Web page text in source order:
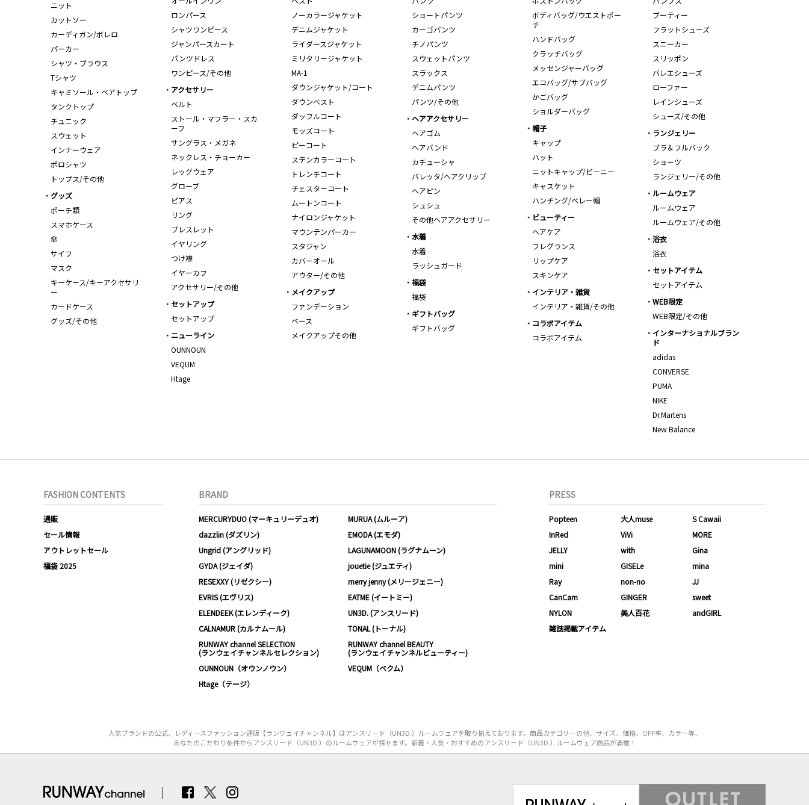
ニット
カットソー
カーディガン/ボレロ
パーカー
シャツ・ブラウス
Tシャツ
キャミソール・ベアトップ
タンクトップ
チュニック
スウェット
インナーウェア
ポロシャツ
トップス/その他
ロンパース
シャツワンピース
ジャンパースカート
パンツドレス
ワンピース/その他
ノーカラージャケット
デニムジャケット
ライダースジャケット
ミリタリージャケット
MA-1
ダウンジャケット/コート
ダウンベスト
ダッフルコート
モッズコート
ピーコート
ステンカラーコート
トレンチコート
チェスターコート
ムートンコート
ナイロンジャケット
マウンテンパーカー
スタジャン
カバーオール
アウター/その他
ショートパンツ
カーゴパンツ
チノパンツ
スウェットパンツ
スラックス
デニムパンツ
パンツ/その他
ボディバッグ/ウエストポー
チ
ハンドバッグ
クラッチバッグ
メッセンジャーバッグ
エコバッグ/サブバッグ
かごバッグ
ショルダーバッグ
ブーティー
フラットシューズ
スニーカー
スリッポン
バレエシューズ
ローファー
レインシューズ
シューズ/その他
アクセサリー
ベルト
ストール・マフラー・スカ
ーフ
サングラス・メガネ
ネックレス・チョーカー
レッグウェア
グローブ
ピアス
リング
ブレスレット
イヤリング
つけ襟
イヤーカフ
アクセサリー/その他
ヘアアクセサリー
ヘアゴム
ヘアバンド
カチューシャ
バレッタ/ヘアクリップ
ヘアピン
シュシュ
その他ヘアアクセサリー
帽子
キャップ
ハット
ニットキャップ/ビーニー
キャスケット
ハンチング/ベレー帽
ランジェリー
ブラ＆フルバック
ショーツ
ランジェリー/その他
ルームウェア
ルームウェア
ルームウェア/その他
グッズ
ポーチ類
スマホケース
傘
サイフ
マスク
キーケース/キーアクセサリ
ー
カードケース
グッズ/その他
ビューティー
ヘアケア
フレグランス
リップケア
スキンケア
水着
水着
ラッシュガード
浴衣
浴衣
セットアイテム
セットアイテム
福袋
福袋
メイクアップ
ファンデーション
ベース
メイクアップその他
インテリア・雑貨
インテリア・雑貨/その他
WEB限定
WEB限定/その他
セットアップ
セットアップ
ギフトバッグ
ギフトバッグ
コラボアイテム
コラボアイテム
インターナショナルブラン
ド
adidas
CONVERSE
PUMA
NIKE
Dr.Martens
New Balance
ニューライン
OUNNOUN
VEQUM
Htage
FASHION CONTENTS
通販
セール情報
アウトレットセール
福袋 2025
BRAND
MERCURYDUO (マーキュリーデュオ)
MURUA (ムルーア)
dazzlin (ダズリン)
EMODA (エモダ)
Ungrid (アングリッド)
LAGUNAMOON (ラグナムーン)
GYDA (ジェイダ)
jouetie (ジュエティ)
RESEXXY (リゼクシー)
merry jenny (メリージェニー)
EVRIS (エヴリス)
EATME (イートミー)
ELENDEEK (エレンディーク)
UN3D. (アンスリード)
CALNAMUR (カルナムール)
TONAL (トーナル)
RUNWAY channel SELECTION
(ランウェイチャンネルセレクション)
RUNWAY channel BEAUTY
(ランウェイチャンネルビューティー)
OUNNOUN（オウンノウン）
VEQUM（ベクム）
Htage（テージ）
PRESS
Popteen 大人muse
S Cawaii
InRed
ViVi
MORE
JELLY
with
Gina
mini
GISELe
mina
Ray
non-no
JJ
CanCam
GINGER
sweet
NYLON
美人百花
andGIRL
雑誌掲載アイテム
人気ブランドの公式、レディースファッション通販【ランウェイチャンネル】はアンスリード（UN3D.）ルームウェアを取り揃えております。商品カテゴリーの他、サイズ、価格、OFF率、カラー等、
あなたのこだわり条件からアンスリード（UN3D.）のルームウェアが探せます。新着・人気・おすすめのアンスリード（UN3D.）ルームウェア商品が満載！